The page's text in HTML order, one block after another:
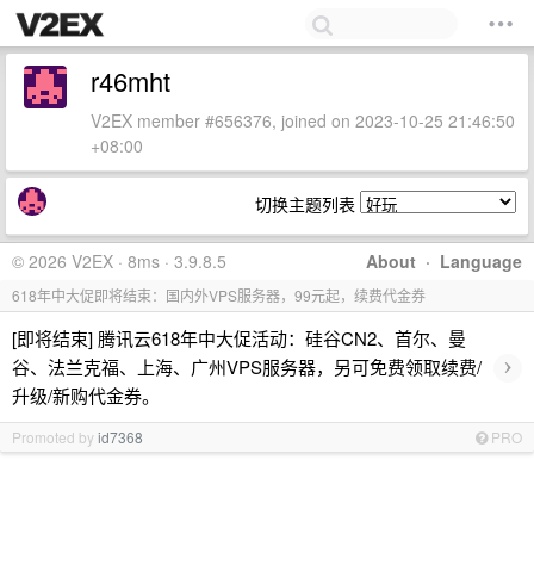
r46mht
V2EX member #656376, joined on 2023-10-25 21:46:50
+08:00
切换主题列表
About · Language
© 2026 V2EX · 8ms · 3.9.8.5
618年中大促即将结束：国内外VPS服务器，99元起，续费代金券
[即将结束] 腾讯云618年中大促活动：硅谷CN2、首尔、曼
谷、法兰克福、上海、广州VPS服务器，另可免费领取续费/
升级/新购代金券。
›
Promoted byid7368 PRO